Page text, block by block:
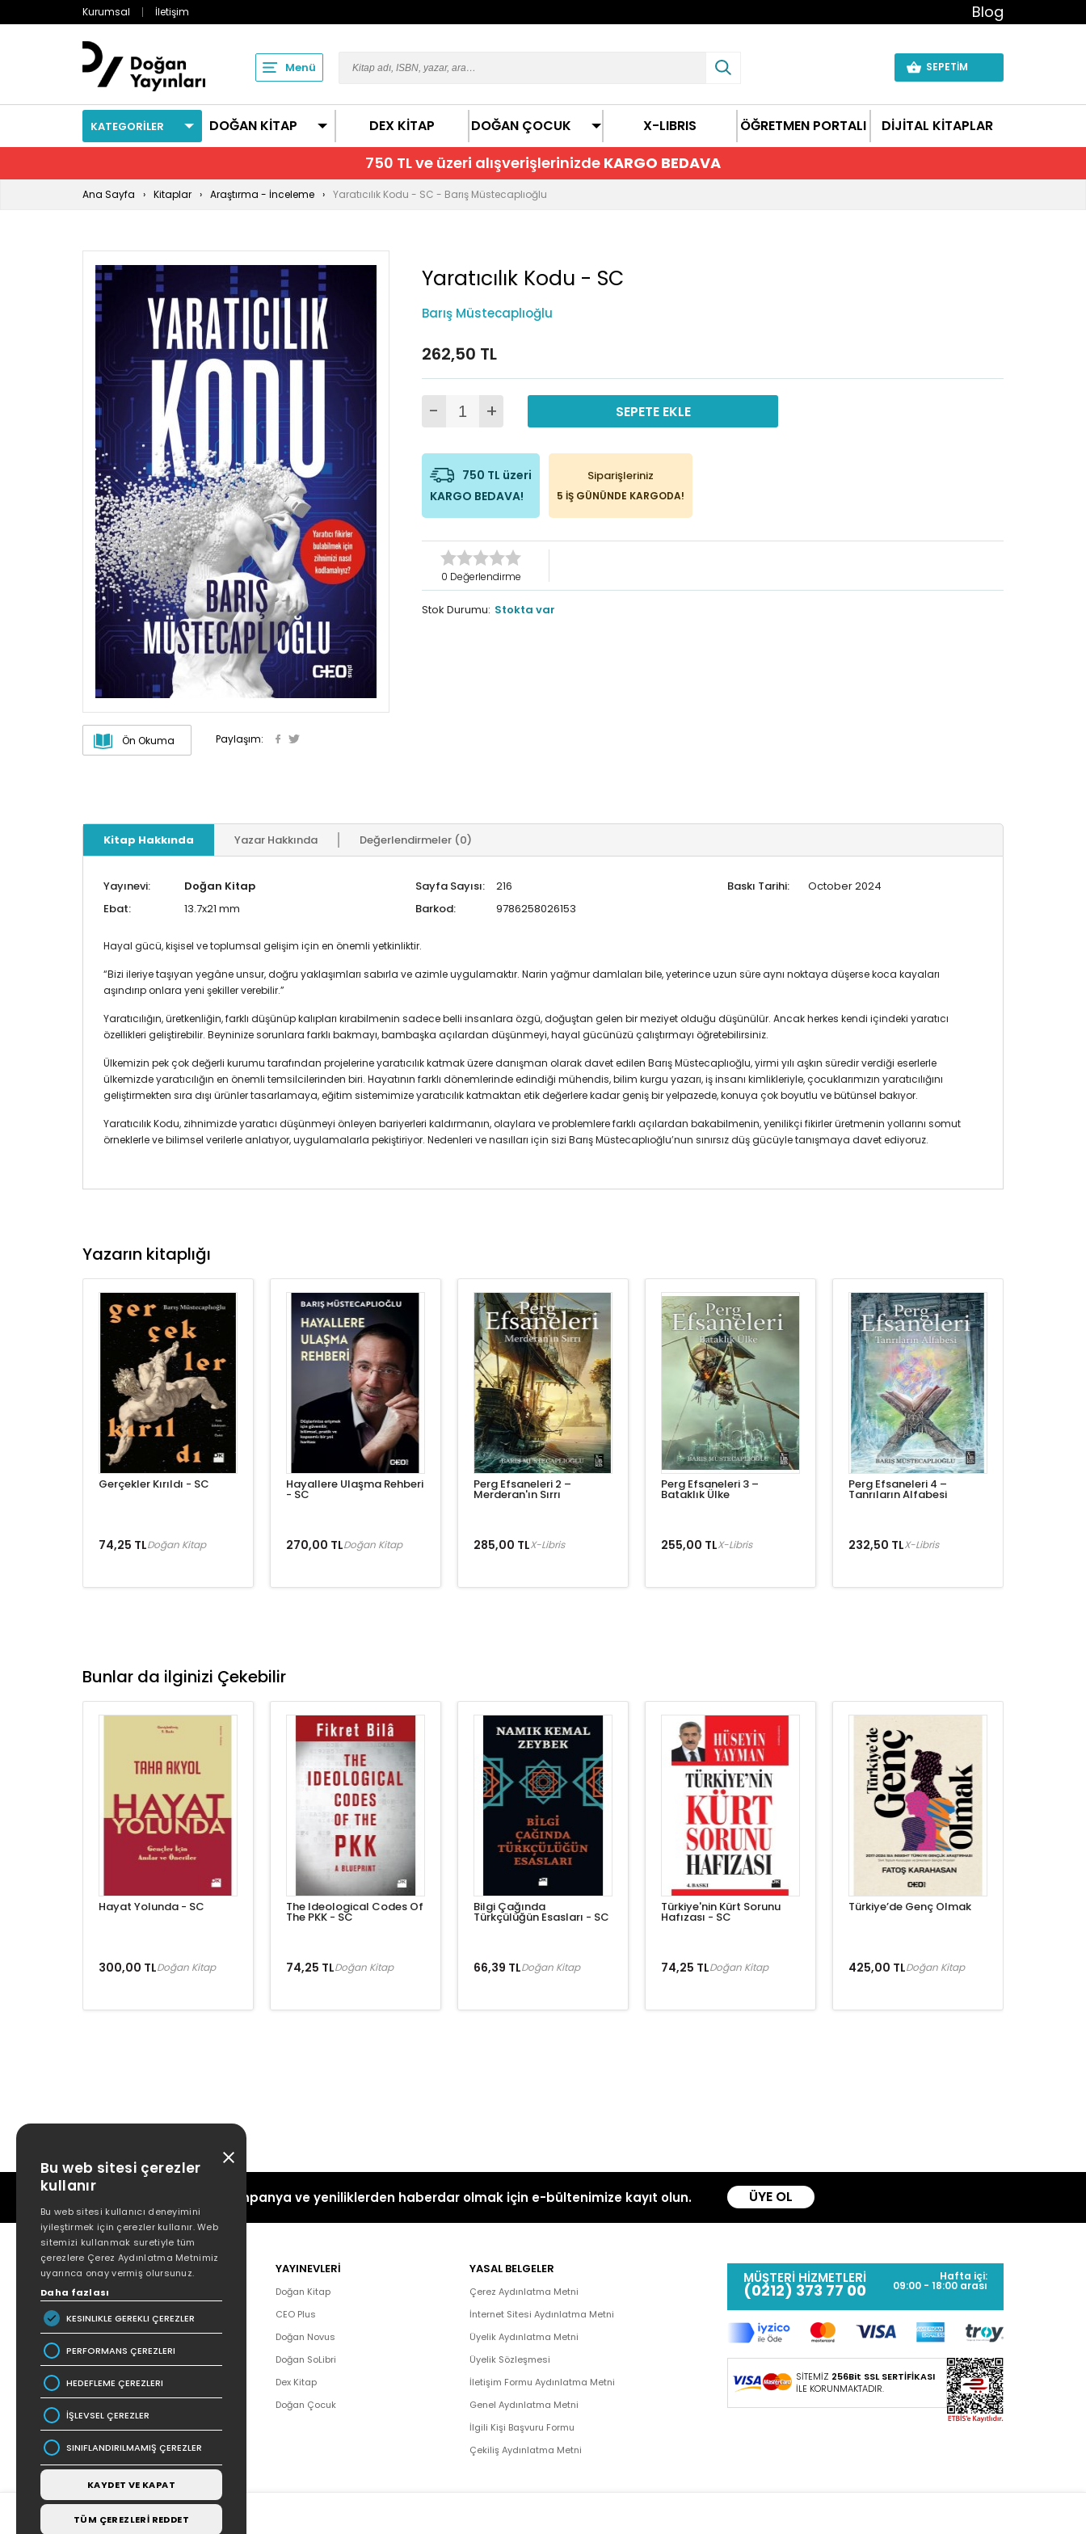
Kurumsal İletişim Blog
Menü SEPETİM
KATEGORİLER DOĞAN KİTAP DEX KİTAP DOĞAN ÇOCUK X-LIBRIS ÖĞRETMEN PORTALI DİJİTAL KİTAPLAR
750 TL ve üzeri alışverişlerinizde KARGO BEDAVA
Ana Sayfa Kitaplar Araştırma - İnceleme Yaratıcılık Kodu - SC - Barış Müstecaplıoğlu
Ön Okuma Paylaşım:
Yaratıcılık Kodu - SC
Barış Müstecaplıoğlu
262,50 TL
- + SEPETE EKLE
750 TL üzeri
KARGO BEDAVA!
Siparişleriniz
5 İŞ GÜNÜNDE KARGODA!
0 Değerlendirme
Stok Durumu: Stokta var
Kitap Hakkında Yazar Hakkında Değerlendirmeler (0)
Yayınevi: Doğan Kitap Sayfa Sayısı: 216 Baskı Tarihi:
October 2024
Ebat:
13.7x21 mm Barkod: 9786258026153
Hayal gücü, kişisel ve toplumsal gelişim için en önemli yetkinliktir.
“Bizi ileriye taşıyan yegâne unsur, doğru yaklaşımları sabırla ve azimle uygulamaktır. Narin yağmur damlaları bile, yeterince uzun süre aynı noktaya düşerse koca kayaları
aşındırıp onlara yeni şekiller verebilir.”
Yaratıcılığın, üretkenliğin, farklı düşünüp kalıpları kırabilmenin sadece belli insanlara özgü, doğuştan gelen bir meziyet olduğu düşünülür. Ancak herkes kendi içindeki yaratıcı
özellikleri geliştirebilir. Beyninize sorunlara farklı bakmayı, bambaşka açılardan düşünmeyi, hayal gücünüzü çalıştırmayı öğretebilirsiniz.
Ülkemizin pek çok değerli kurumu tarafından projelerine yaratıcılık katmak üzere danışman olarak davet edilen Barış Müstecaplıoğlu, yirmi yılı aşkın süredir verdiği eserlerle
ülkemizde yaratıcılığın en önemli temsilcilerinden biri. Hayatının farklı dönemlerinde edindiği mühendis, bilim kurgu yazarı, iş insanı kimlikleriyle, çocuklarımızın yaratıcılığını
geliştirmekten sıra dışı ürünler tasarlamaya, eğitim sistemimize yaratıcılık katmaktan etik değerlere kadar geniş bir yelpazede, konuya çok boyutlu ve bütünsel bakıyor.
Yaratıcılık Kodu, zihnimizde yaratıcı düşünmeyi önleyen bariyerleri kaldırmanın, olaylara ve problemlere farklı açılardan bakabilmenin, yenilikçi fikirler üretmenin yollarını somut
örneklerle ve bilimsel verilerle anlatıyor, uygulamalarla pekiştiriyor. Nedenleri ve nasılları için sizi Barış Müstecaplıoğlu’nun sınırsız düş gücüyle tanışmaya davet ediyoruz.
Yazarın kitaplığı
Gerçekler Kırıldı - SC
74,25 TLDoğan Kitap
Hayallere Ulaşma Rehberi
- SC
270,00 TLDoğan Kitap
Perg Efsaneleri 2 –
Merderan'ın Sırrı
285,00 TLX-Libris
Perg Efsaneleri 3 –
Bataklık Ülke
255,00 TLX-Libris
Perg Efsaneleri 4 –
Tanrıların Alfabesi
232,50 TLX-Libris
Bunlar da ilginizi Çekebilir
Hayat Yolunda - SC
300,00 TLDoğan Kitap
The Ideological Codes Of
The PKK - SC
74,25 TLDoğan Kitap
Bilgi Çağında
Türkçülüğün Esasları - SC
66,39 TLDoğan Kitap
Türkiye'nin Kürt Sorunu
Hafızası - SC
74,25 TLDoğan Kitap
Türkiye’de Genç Olmak
425,00 TLDoğan Kitap
Kampanya ve yeniliklerden haberdar olmak için e-bültenimize kayıt olun. ÜYE OL
POPÜLER
Hakkımızda
Yazar Listesi
İletişim
Bizden Haberler
YAYINEVLERİ
Doğan Kitap
CEO Plus
Doğan Novus
Doğan SoLibri
Dex Kitap
Doğan Çocuk
YASAL BELGELER
Çerez Aydınlatma Metni
İnternet Sitesi Aydınlatma Metni
Üyelik Aydınlatma Metni
Üyelik Sözleşmesi
İletişim Formu Aydınlatma Metni
Genel Aydınlatma Metni
İlgili Kişi Başvuru Formu
Çekiliş Aydınlatma Metni
MÜŞTERİ HİZMETLERİ
(0212) 373 77 00
Hafta içi:
09:00 - 18:00 arası
SİTEMİZ 256Bit SSL SERTİFİKASI
İLE KORUNMAKTADIR.
Bu web sitesi çerezler
kullanır
Bu web sitesi kullanıcı deneyimini
iyileştirmek için çerezler kullanır. Web
sitemizi kullanmak suretiyle tüm
çerezlere Çerez Aydınlatma Metnimiz
uyarınca onay vermiş olursunuz.
Daha fazlası
KESINLIKLE GEREKLI ÇEREZLER
PERFORMANS ÇEREZLERI
HEDEFLEME ÇEREZLERI
İŞLEVSEL ÇEREZLER
SINIFLANDIRILMAMIŞ ÇEREZLER
KAYDET VE KAPAT
TÜM ÇEREZLERİ REDDET